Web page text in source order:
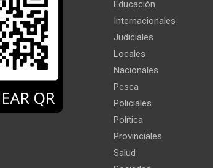
Educación
Internacionales
Judiciales
Locales
Nacionales
Pesca
Policiales
Política
Provinciales
Salud